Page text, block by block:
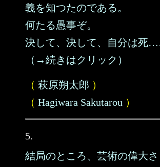
義を知つたのである。
何たる愚事ぞ。
決して、決して、自分は死
（→続きはクリック）
（ 萩原朔太郎 ）
（ Hagiwara Sakutarou ）
5.
結局のところ、芸術の偉大さ